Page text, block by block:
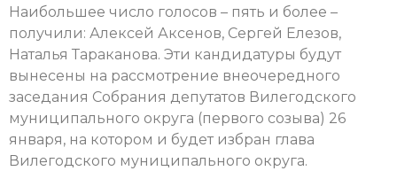
Наибольшее число голосов – пять и более –
получили: Алексей Аксенов, Сергей Елезов,
Наталья Тараканова. Эти кандидатуры будут
вынесены на рассмотрение внеочередного
заседания Собрания депутатов Вилегодского
муниципального округа (первого созыва) 26
января, на котором и будет избран глава
Вилегодского муниципального округа.